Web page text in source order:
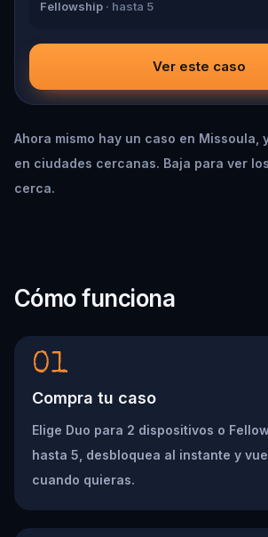
Fellowship · hasta 5
Ver este caso
Ahora mismo hay un caso en Missoula,
en ciudades cercanas. Baja para ver
cerca.
Cómo funciona
01
Compra tu caso
Elige Duo para 2 dispositivos o
hasta 5, desbloquea al instante y
cuando quieras.